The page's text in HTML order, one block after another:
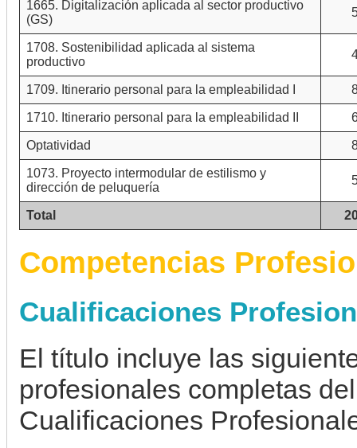
1665. Digitalización aplicada al sector productivo
(GS)
1708. Sostenibilidad aplicada al sistema
productivo
1709. Itinerario personal para la empleabilidad I
1710. Itinerario personal para la empleabilidad II
Optatividad
1073. Proyecto intermodular de estilismo y
dirección de peluquería
Total
Competencias
Cualificaciones
El título incluye las
profesionales completas
Cualificaciones